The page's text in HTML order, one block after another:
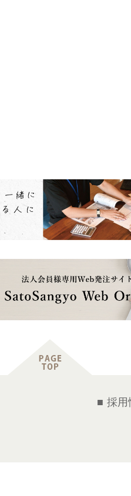
■ 採用